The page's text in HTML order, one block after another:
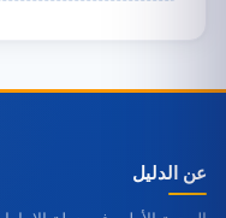
عن الدليل